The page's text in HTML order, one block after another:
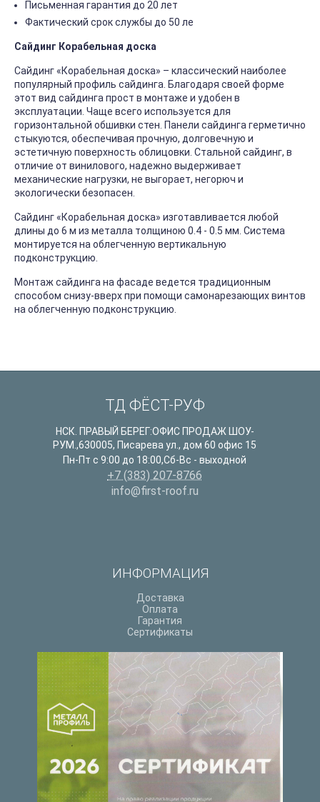
Письменная гарантия до 20 лет
Фактический срок службы до 50 ле
Сайдинг Корабельная доска
Сайдинг «Корабельная доска» – классический наиболее
популярный профиль сайдинга. Благодаря своей форме
этот вид сайдинга прост в монтаже и удобен в
эксплуатации. Чаще всего используется для
горизонтальной обшивки стен. Панели сайдинга герметично
стыкуются, обеспечивая прочную, долговечную и
эстетичную поверхность облицовки. Стальной сайдинг, в
отличие от винилового, надежно выдерживает
механические нагрузки, не выгорает, негорюч и
экологически безопасен.
Сайдинг «Корабельная доска» изготавливается любой
длины до 6 м из металла толщиною 0.4 - 0.5 мм. Система
монтируется на облегченную вертикальную
подконструкцию.
Монтаж сайдинга на фасаде ведется традиционным
способом снизу-вверх при помощи самонарезающих винтов
на облегченную подконструкцию.
ТД ФЁСТ-РУФ
НСК. ПРАВЫЙ БЕРЕГ:ОФИС ПРОДАЖ ШОУ-
РУМ.,630005, Писарева ул., дом 60 офис 15
Пн-Пт с 9:00 до 18:00,Сб-Вс - выходной
+7 (383) 207-8766
info@first-roof.ru
ИНФОРМАЦИЯ
Доставка
Оплата
Гарантия
Сертификаты